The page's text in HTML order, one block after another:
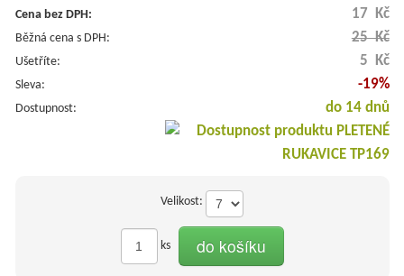
Cena bez DPH: 17 Kč
Běžná cena s DPH: 25 Kč
Ušetříte: 5 Kč
Sleva: -19%
Dostupnost: do 14 dnů
Velikost:
ks do košíku